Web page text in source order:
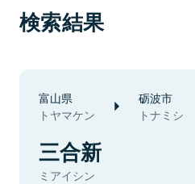
検索結果
富山県
トヤマケン
砺波市
トナミシ
三合新
ミアイシン